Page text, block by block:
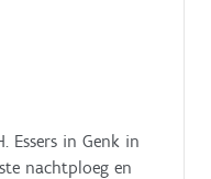
Essers in Genk in
nachtploeg en